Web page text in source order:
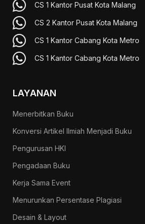
CS 1 Kantor Pusat Kota Malang
CS 2 Kantor Pusat Kota Malang
CS 1 Kantor Cabang Kota Metro
CS 1 Kantor Cabang Kota Metro
LAYANAN
Menerbitkan Buku
Konversi Artikel Ilmiah Menjadi Buku
Pengurusan HKI
Pengadaan Buku
Kerja Sama Event
Menurunkan Persentase Plagiasi
Desain & Layout